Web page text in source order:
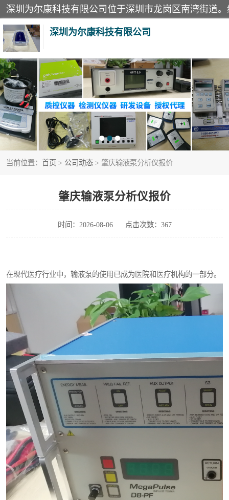
深圳为尔康科技有限公司
当前位置： 首页 > 公司动态 > 肇庆输液泵分析仪报价
肇庆输液泵分析仪报价
时间：2026-08-06 点击次数：367
在现代医疗行业中，输液泵的使用已成为医院和医疗机构的一部分。
教学模型
模拟器
测试卡
X射线检测仪